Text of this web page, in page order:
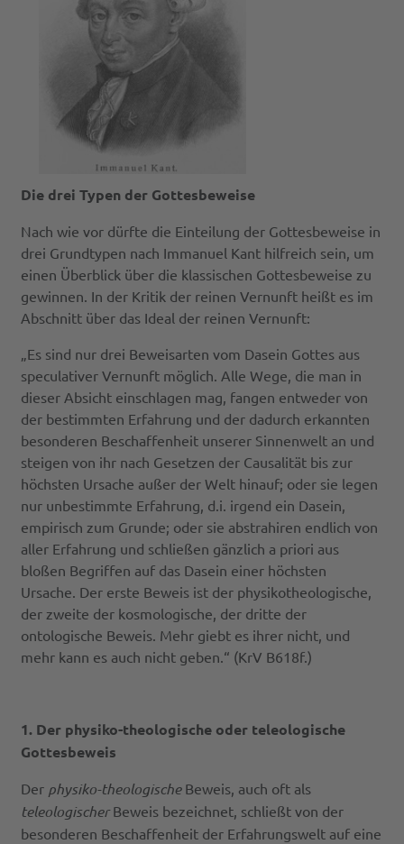
Die drei Typen der Gottesbeweise
Nach wie vor dürfte die Einteilung der Gottesbeweise in
drei Grundtypen nach Immanuel Kant hilfreich sein, um
einen Überblick über die klassischen Gottesbeweise zu
gewinnen. In der Kritik der reinen Vernunft heißt es im
Abschnitt über das Ideal der reinen Vernunft:
„Es sind nur drei Beweisarten vom Dasein Gottes aus
speculativer Vernunft möglich. Alle Wege, die man in
dieser Absicht einschlagen mag, fangen entweder von
der bestimmten Erfahrung und der dadurch erkannten
besonderen Beschaffenheit unserer Sinnenwelt an und
steigen von ihr nach Gesetzen der Causalität bis zur
höchsten Ursache außer der Welt hinauf; oder sie legen
nur unbestimmte Erfahrung, d.i. irgend ein Dasein,
empirisch zum Grunde; oder sie abstrahiren endlich von
aller Erfahrung und schließen gänzlich a priori aus
bloßen Begriffen auf das Dasein einer höchsten
Ursache. Der erste Beweis ist der physikotheologische,
der zweite der kosmologische, der dritte der
ontologische Beweis. Mehr giebt es ihrer nicht, und
mehr kann es auch nicht geben.“ (KrV B618f.)
1. Der physiko-theologische oder teleologische
Gottesbeweis
Der physiko-theologischeBeweis, auch oft als
teleologischerBeweis bezeichnet, schließt von der
besonderen Beschaffenheit der Erfahrungswelt auf eine